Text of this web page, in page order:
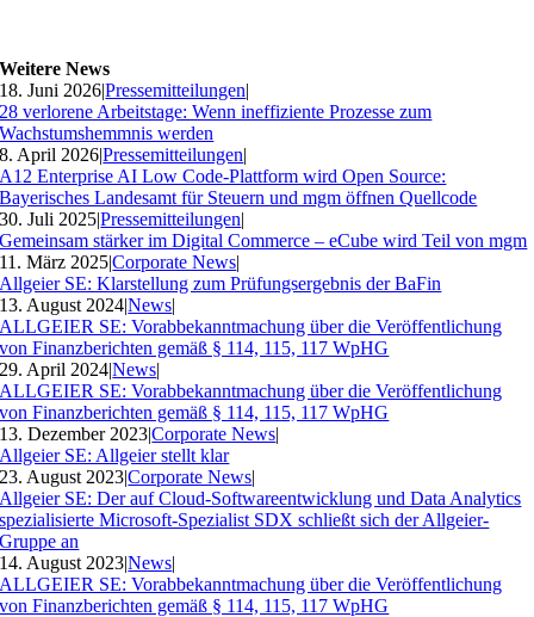
Weitere News
18. Juni 2026|Pressemitteilungen|
28 verlorene Arbeitstage: Wenn ineffiziente Prozesse zum
Wachstumshemmnis werden
8. April 2026|Pressemitteilungen|
A12 Enterprise AI Low Code-Plattform wird Open Source:
Bayerisches Landesamt für Steuern und mgm öffnen Quellcode
30. Juli 2025|Pressemitteilungen|
Gemeinsam stärker im Digital Commerce – eCube wird Teil von mgm
11. März 2025|Corporate News|
Allgeier SE: Klarstellung zum Prüfungsergebnis der BaFin
13. August 2024|News|
ALLGEIER SE: Vorabbekanntmachung über die Veröffentlichung
von Finanzberichten gemäß § 114, 115, 117 WpHG
29. April 2024|News|
ALLGEIER SE: Vorabbekanntmachung über die Veröffentlichung
von Finanzberichten gemäß § 114, 115, 117 WpHG
13. Dezember 2023|Corporate News|
Allgeier SE: Allgeier stellt klar
23. August 2023|Corporate News|
Allgeier SE: Der auf Cloud-Softwareentwicklung und Data Analytics
spezialisierte Microsoft-Spezialist SDX schließt sich der Allgeier-
Gruppe an
14. August 2023|News|
ALLGEIER SE: Vorabbekanntmachung über die Veröffentlichung
von Finanzberichten gemäß § 114, 115, 117 WpHG